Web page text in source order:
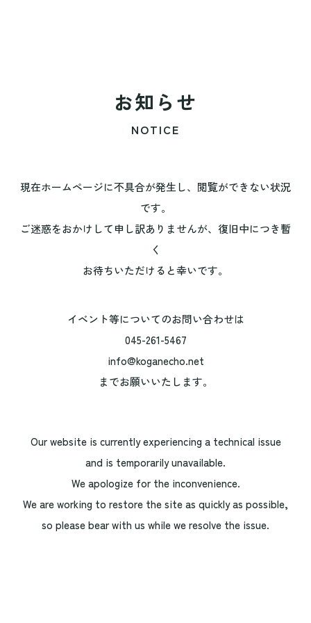
お知らせ
NOTICE
現在ホームページに不具合が発生し、閲覧ができない状況
です。
ご迷惑をおかけして申し訳ありませんが、復旧中につき暫
く
お待ちいただけると幸いです。
イベント等についてのお問い合わせは
045-261-5467
info@koganecho.net
までお願いいたします。
Our website is currently experiencing a technical issue
and is temporarily unavailable.
We apologize for the inconvenience.
We are working to restore the site as quickly as possible,
so please bear with us while we resolve the issue.